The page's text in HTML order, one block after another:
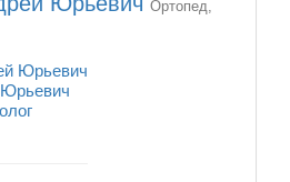
Ортопед,